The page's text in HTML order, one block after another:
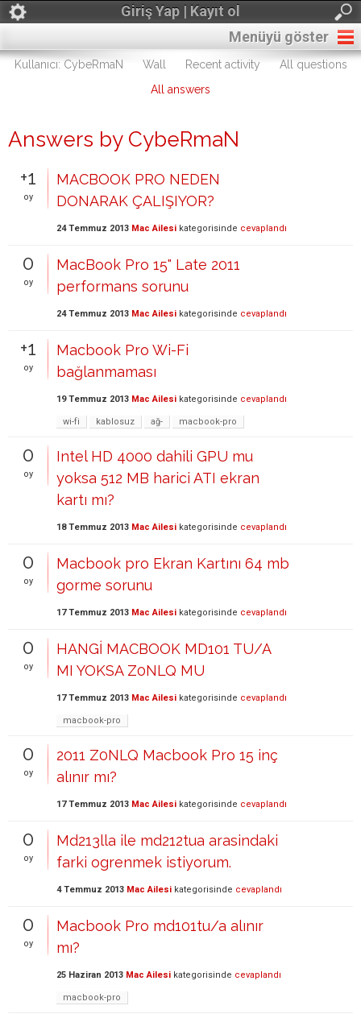
Giriş Yap | Kayıt ol
Menüyü göster
Kullanıcı: CybeRmaN Wall Recent activity
All questions
All answers
Answers by CybeRmaN
+1
oy
MACBOOK PRO NEDEN
DONARAK ÇALIŞIYOR?
24 Temmuz 2013 Mac Ailesi kategorisinde cevaplandı
0
oy
MacBook Pro 15" Late 2011
performans sorunu
24 Temmuz 2013 Mac Ailesi kategorisinde cevaplandı
+1
oy
Macbook Pro Wi-Fi
bağlanmaması
19 Temmuz 2013 Mac Ailesi kategorisinde cevaplandı
wi-fi kablosuz ağ- macbook-pro
0
oy
Intel HD 4000 dahili GPU mu
yoksa 512 MB harici ATI ekran
kartı mı?
18 Temmuz 2013 Mac Ailesi kategorisinde cevaplandı
0
oy
Macbook pro Ekran Kartını 64 mb
gorme sorunu
17 Temmuz 2013 Mac Ailesi kategorisinde cevaplandı
0
oy
HANGİ MACBOOK MD101 TU/A
MI YOKSA Z0NLQ MU
17 Temmuz 2013 Mac Ailesi kategorisinde cevaplandı
macbook-pro
0
oy
2011 Z0NLQ Macbook Pro 15 inç
alınır mı?
17 Temmuz 2013 Mac Ailesi kategorisinde cevaplandı
0
oy
Md213lla ile md212tua arasindaki
farki ogrenmek istiyorum.
4 Temmuz 2013 Mac Ailesi kategorisinde cevaplandı
0
oy
Macbook Pro md101tu/a alınır
mı?
25 Haziran 2013 Mac Ailesi kategorisinde cevaplandı
macbook-pro